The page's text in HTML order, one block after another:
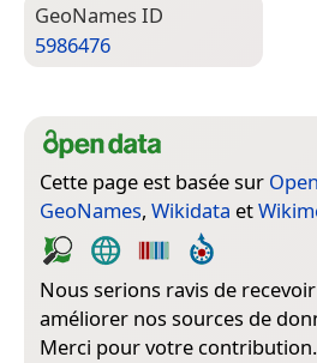
Geo­Names ID
5986476
Cette page est basée sur
GeoNames, Wikidata et
Nous serions ravis de
améliorer nos sources de
Merci pour votre contribution.